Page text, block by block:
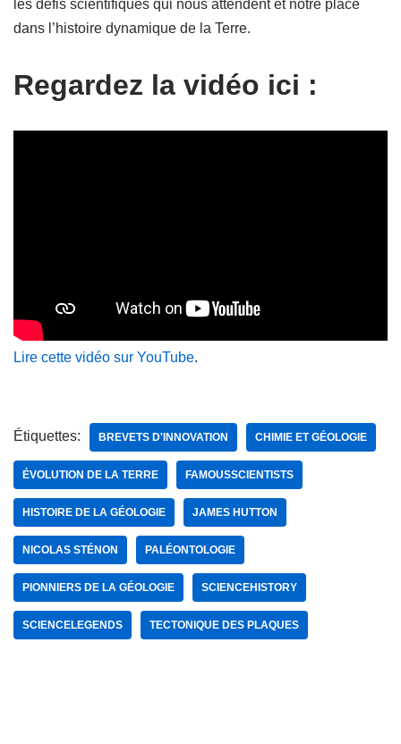
les défis scientifiques qui nous attendent et notre place
dans l’histoire dynamique de la Terre.
Regardez la vidéo ici :
Lire cette vidéo sur YouTube.
Étiquettes: BREVETS D'INNOVATION CHIMIE ET GÉOLOGIE
ÉVOLUTION DE LA TERRE FAMOUSSCIENTISTS
HISTOIRE DE LA GÉOLOGIE JAMES HUTTON
NICOLAS STÉNON PALÉONTOLOGIE
PIONNIERS DE LA GÉOLOGIE SCIENCEHISTORY
SCIENCELEGENDS TECTONIQUE DES PLAQUES